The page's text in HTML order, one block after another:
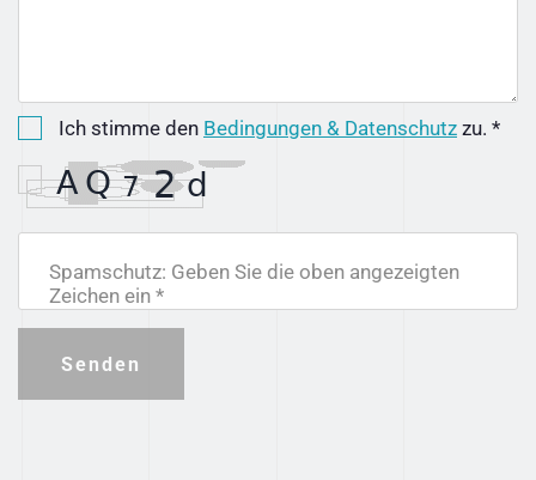
Ich stimme den Bedingungen & Datenschutz zu. *
Spamschutz: Geben Sie die oben angezeigten
Zeichen ein *
Senden